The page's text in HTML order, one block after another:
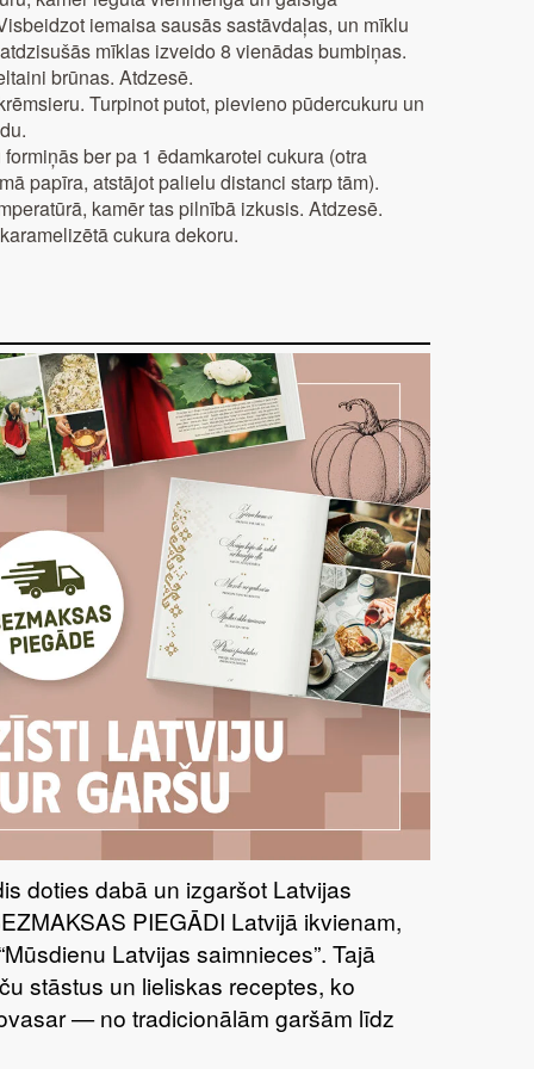
iemaisa sausās sastāvdaļas, un mīklu
mīklas izveido 8 vienādas bumbiņas.
brūnas. Atdzesē.
Turpinot putot, pievieno pūdercukuru un
ber pa 1 ēdamkarotei cukura (otra
papīra, atstājot palielu distanci starp tām).
kamēr tas pilnībā izkusis. Atdzesē.
cukura dekoru.
doties dabā un izgaršot Latvijas
PIEGĀDI Latvijā ikvienam,
Latvijas saimnieces”. Tajā
stāstus un lieliskas receptes, ko
— no tradicionālām garšām līdz